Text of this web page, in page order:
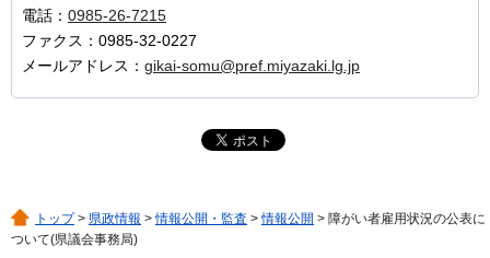
電話： 0985-26-7215
ファクス：0985-32-0227
メールアドレス： gikai-somu@pref.miyazaki.lg.jp
トップ> 県政情報 >情報公開・監査 >情報公開 > 障がい者雇用状況の公表に
ついて(県議会事務局)